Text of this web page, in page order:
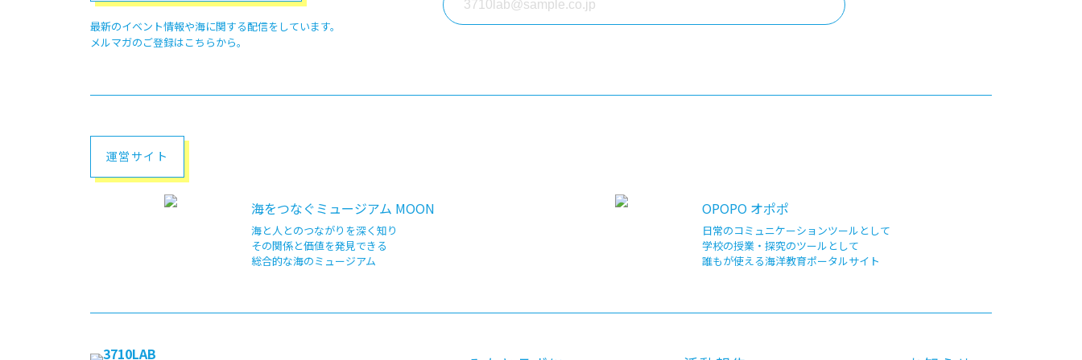
最新のイベント情報や海に関する配信をしています。
メルマガのご登録はこちらから。
運営サイト
海をつなぐミュージアム MOON
海と人とのつながりを深く知り
その関係と価値を発見できる
総合的な海のミュージアム
OPOPO オポポ
日常のコミュニケーションツールとして
学校の授業・探究のツールとして
誰もが使える海洋教育ポータルサイト